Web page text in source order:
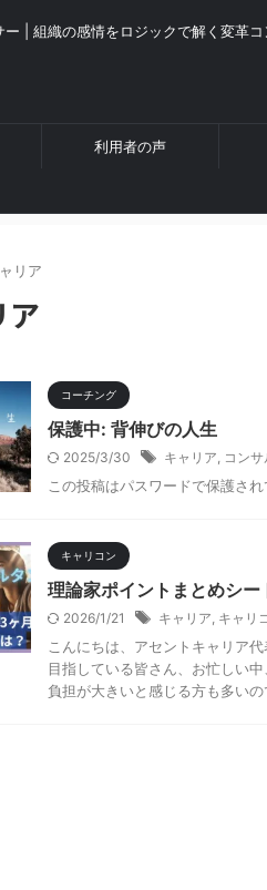
ー | 組織の感情をロジックで解く変革
利用者の声
リア
ア
コーチング
保護中: 背伸びの人生
2025/3/30 キャリア, コンサ
この投稿はパスワードで保護さ
キャリコン
理論家ポイントまとめシー
2026/1/21 キャリア, キャリ
こんにちは、アセントキャリア
目指している皆さん、お忙しい
負担が大きいと感じる方も多い